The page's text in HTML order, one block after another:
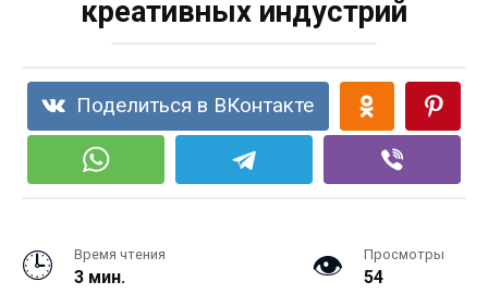
креативных индустрий
Поделиться в ВКонтакте
Время чтения
3 мин.
Просмотры
54